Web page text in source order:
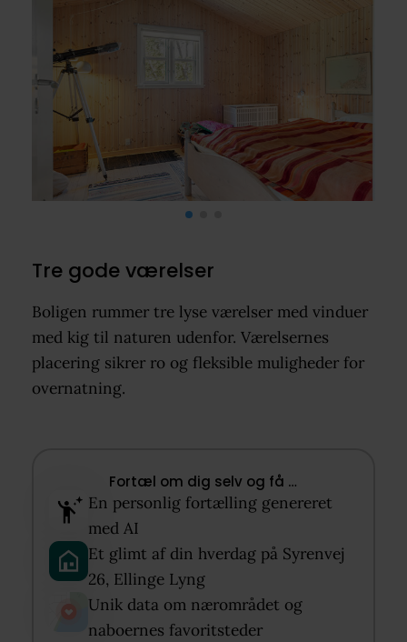
Tre gode værelser
Boligen rummer tre lyse værelser med vinduer
med kig til naturen udenfor. Værelsernes
placering sikrer ro og fleksible muligheder for
overnatning.
Fortæl om dig selv og få …​
En personlig fortælling genereret
med AI​
Et glimt af din hverdag på Syrenvej
26, Ellinge Lyng​
Unik data om nærområdet og
naboernes favoritsteder​